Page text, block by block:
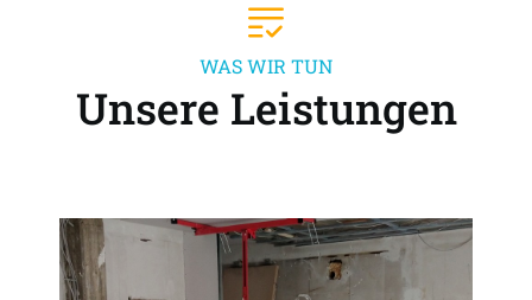
WAS WIR TUN
Unsere Leistungen